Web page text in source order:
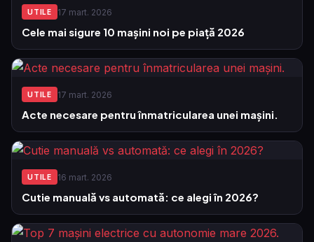
UTILE 17 mart. 2026
Cele mai sigure 10 mașini noi pe piață 2026
UTILE 17 mart. 2026
Acte necesare pentru înmatricularea unei mașini.
UTILE 16 mart. 2026
Cutie manuală vs automată: ce alegi în 2026?